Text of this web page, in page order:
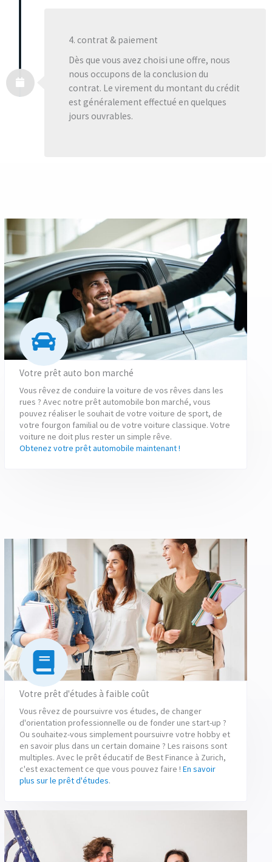
4. contrat & paiement
Dès que vous avez choisi une offre, nous
nous occupons de la conclusion du
contrat. Le virement du montant du crédit
est généralement effectué en quelques
jours ouvrables.
Votre prêt auto bon marché
Vous rêvez de conduire la voiture de vos rêves dans les
rues ? Avec notre prêt automobile bon marché, vous
pouvez réaliser le souhait de votre voiture de sport, de
votre fourgon familial ou de votre voiture classique. Votre
voiture ne doit plus rester un simple rêve.
Obtenez votre prêt automobile maintenant !
Votre prêt d'études à faible coût
Vous rêvez de poursuivre vos études, de changer
d'orientation professionnelle ou de fonder une start-up ?
Ou souhaitez-vous simplement poursuivre votre hobby et
en savoir plus dans un certain domaine ? Les raisons sont
multiples. Avec le prêt éducatif de Best Finance à Zurich,
c'est exactement ce que vous pouvez faire ! En savoir
plus sur le prêt d'études.